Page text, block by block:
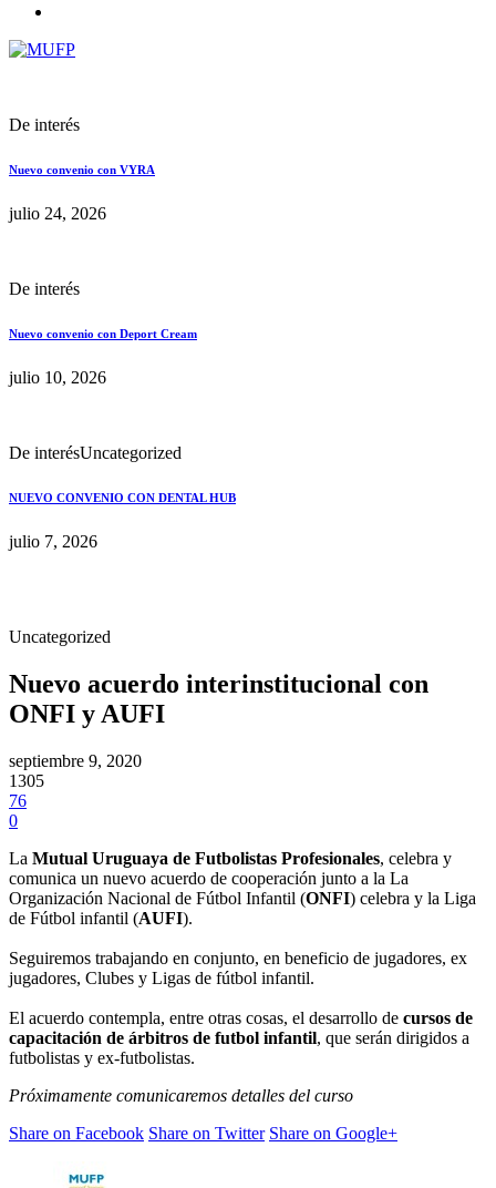
De interés
Nuevo convenio con VYRA
julio 24, 2026
De interés
Nuevo convenio con Deport Cream
julio 10, 2026
De interésUncategorized
NUEVO CONVENIO CON DENTAL HUB
julio 7, 2026
Uncategorized
Nuevo acuerdo interinstitucional con
ONFI y AUFI
septiembre 9, 2020
1305
76
0
La Mutual Uruguaya de Futbolistas Profesionales, celebra y
comunica un nuevo acuerdo de cooperación junto a la La
Organización Nacional de Fútbol Infantil (ONFI) celebra y la Liga
de Fútbol infantil (AUFI).
Seguiremos trabajando en conjunto, en beneficio de jugadores, ex
jugadores, Clubes y Ligas de fútbol infantil.
El acuerdo contempla, entre otras cosas, el desarrollo de cursos de
capacitación de árbitros de futbol infantil, que serán dirigidos a
futbolistas y ex-futbolistas.
Próximamente comunicaremos detalles del curso
Share on Facebook Share on Twitter Share on Google+